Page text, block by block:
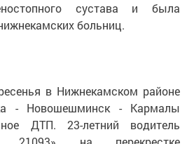
сустава и была
больниц.
в Нижнекамском районе
- Новошешминск - Кармалы
ДТП. 23-летний водитель